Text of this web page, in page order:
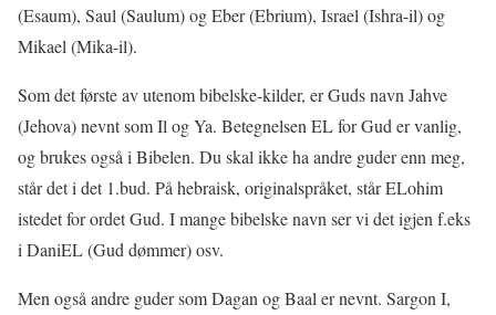
(Esaum), Saul (Saulum) og Eber (Ebrium), Israel (Ishra-il) og
Mikael (Mika-il).
Som det første av utenom bibelske-kilder, er Guds navn Jahve
(Jehova) nevnt som Il og Ya. Betegnelsen EL for Gud er vanlig,
og brukes også i Bibelen. Du skal ikke ha andre guder enn meg,
står det i det 1.bud. På hebraisk, originalspråket, står ELohim
istedet for ordet Gud. I mange bibelske navn ser vi det igjen f.eks
i DaniEL (Gud dømmer) osv.
Men også andre guder som Dagan og Baal er nevnt. Sargon I,